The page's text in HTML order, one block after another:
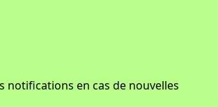
notifications en cas de nouvelles